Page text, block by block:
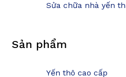
Sản phẩm
Yến thô cao cấp
Sửa chữa nhà yến